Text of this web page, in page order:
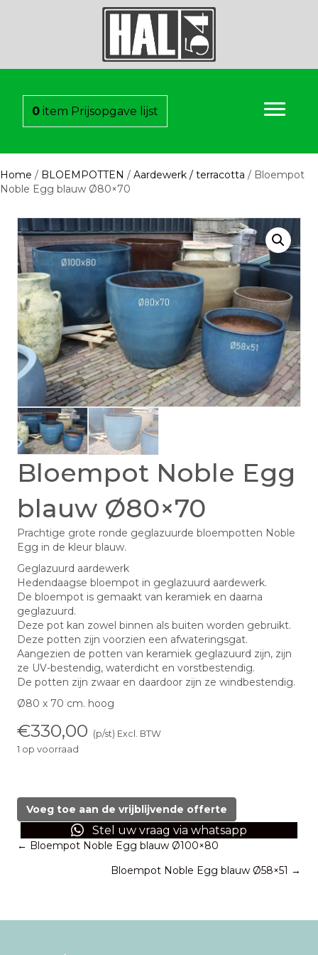
0 item Prijsopgave lijst
Home / BLOEMPOTTEN / Aardewerk / terracotta / Bloempot
Noble Egg blauw Ø80×70
Bloempot Noble Egg
blauw Ø80×70
Prachtige grote ronde geglazuurde bloempotten Noble
Egg in de kleur blauw.
Geglazuurd aardewerk
Hedendaagse bloempot in geglazuurd aardewerk.
De bloempot is gemaakt van keramiek en daarna
geglazuurd.
Deze pot kan zowel binnen als buiten worden gebruikt.
Deze potten zijn voorzien een afwateringsgat.
Aangezien de potten van keramiek geglazuurd zijn, zijn
ze UV-bestendig, waterdicht en vorstbestendig.
De potten zijn zwaar en daardoor zijn ze windbestendig.
Ø80 x 70 cm. hoog
€330,00 (p/st) Excl. BTW
1 op voorraad
Egg
blauw
aantal
Voeg toe aan de vrijblijvende offerte
Stel uw vraag via whatsapp
Posts
navigation
← Bloempot Noble Egg blauw Ø100×80
Bloempot Noble Egg blauw Ø58×51 →